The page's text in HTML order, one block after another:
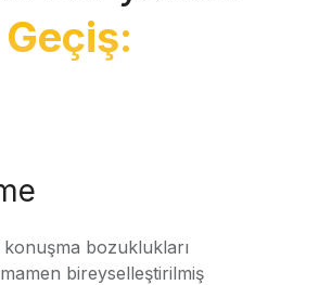
bozuklukları
bireyselleştirilmiş